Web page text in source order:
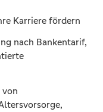
Karriere fördern
nach Bankentarif,